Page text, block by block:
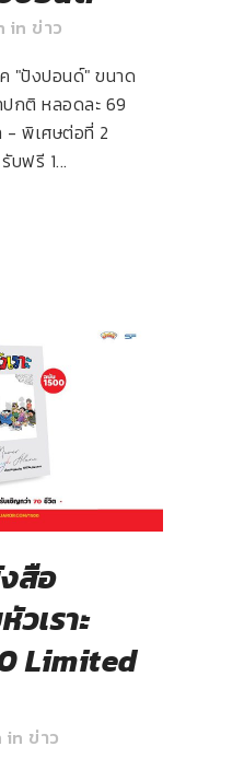
in ข่าว
"ปังปอนด์" ขนาด
กติ หลอดละ 69
พิเศษต่อที่ 2
บฟรี 1...
สือ
เราะ
Limited
in ข่าว